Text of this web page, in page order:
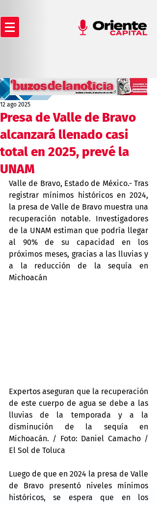
Presa de Valle de Bravo
alcanzará llenado casi
total en 2025, prevé la
UNAM
12 ago 2025
Valle de Bravo, Estado de México.- Tras
registrar mínimos históricos en 2024,
la presa de Valle de Bravo muestra una
recuperación notable. Investigadores
de la UNAM estiman que podría llegar
al 90% de su capacidad en los
próximos meses, gracias a las lluvias y
a la reducción de la sequía en
Michoacán
Expertos aseguran que la recuperación
de este cuerpo de agua se debe a las
lluvias de la temporada y a la
disminución de la sequía en
Michoacán. / Foto: Daniel Camacho /
El Sol de Toluca
Luego de que en 2024 la presa de Valle
de Bravo presentó niveles mínimos
históricos, se espera que en los